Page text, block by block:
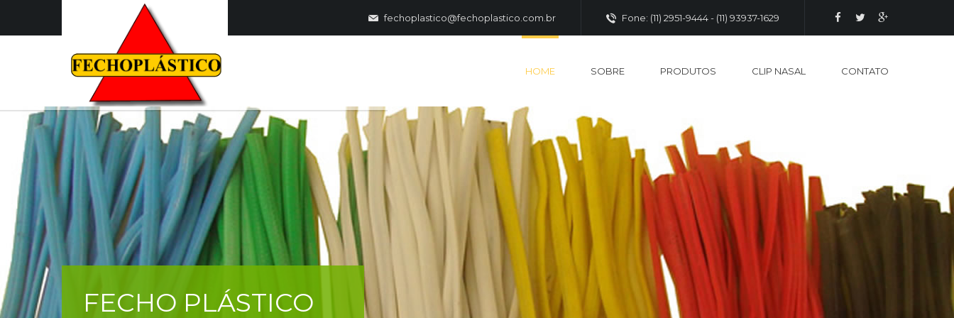
fechoplastico@fechoplastico.com.br Fone: (11) 2951-9444 - (11) 93937-1629
HOME SOBRE PRODUTOS CLIP NASAL CONTATO
FECHO PLÁSTICO